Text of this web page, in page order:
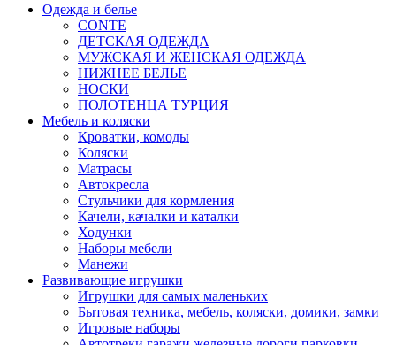
Одежда и белье
CONTE
ДЕТСКАЯ ОДЕЖДА
МУЖСКАЯ И ЖЕНСКАЯ ОДЕЖДА
НИЖНЕЕ БЕЛЬЕ
НОСКИ
ПОЛОТЕНЦА ТУРЦИЯ
Мебель и коляски
Кроватки, комоды
Коляски
Матрасы
Автокресла
Стульчики для кормления
Качели, качалки и каталки
Ходунки
Наборы мебели
Манежи
Развивающие игрушки
Игрушки для самых маленьких
Бытовая техника, мебель, коляски, домики, замки
Игровые наборы